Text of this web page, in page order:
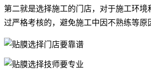
第二就是选择施工的门店，对于施工环境
过严格考核的，避免施工中因不熟练等原